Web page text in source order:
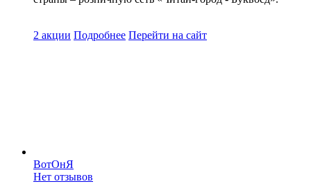
2 акции Подробнее Перейти на сайт
ВотОнЯ
Нет отзывов